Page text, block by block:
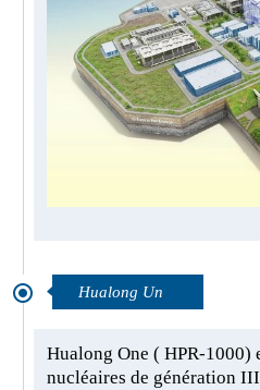
Hualong Un
Hualong One ( HPR-1000)
nucléaires de génération